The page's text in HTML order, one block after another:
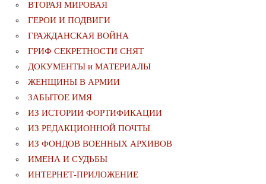
ВТОРАЯ МИРОВАЯ
ГЕРОИ И ПОДВИГИ
ГРАЖДАНСКАЯ ВОЙНА
ГРИФ СЕКРЕТНОСТИ СНЯТ
ДОКУМЕНТЫ и МАТЕРИАЛЫ
ЖЕНЩИНЫ В АРМИИ
ЗАБЫТОЕ ИМЯ
ИЗ ИСТОРИИ ФОРТИФИКАЦИИ
ИЗ РЕДАКЦИОННОЙ ПОЧТЫ
ИЗ ФОНДОВ ВОЕННЫХ АРХИВОВ
ИМЕНА И СУДЬБЫ
ИНТЕРНЕТ-ПРИЛОЖЕНИЕ